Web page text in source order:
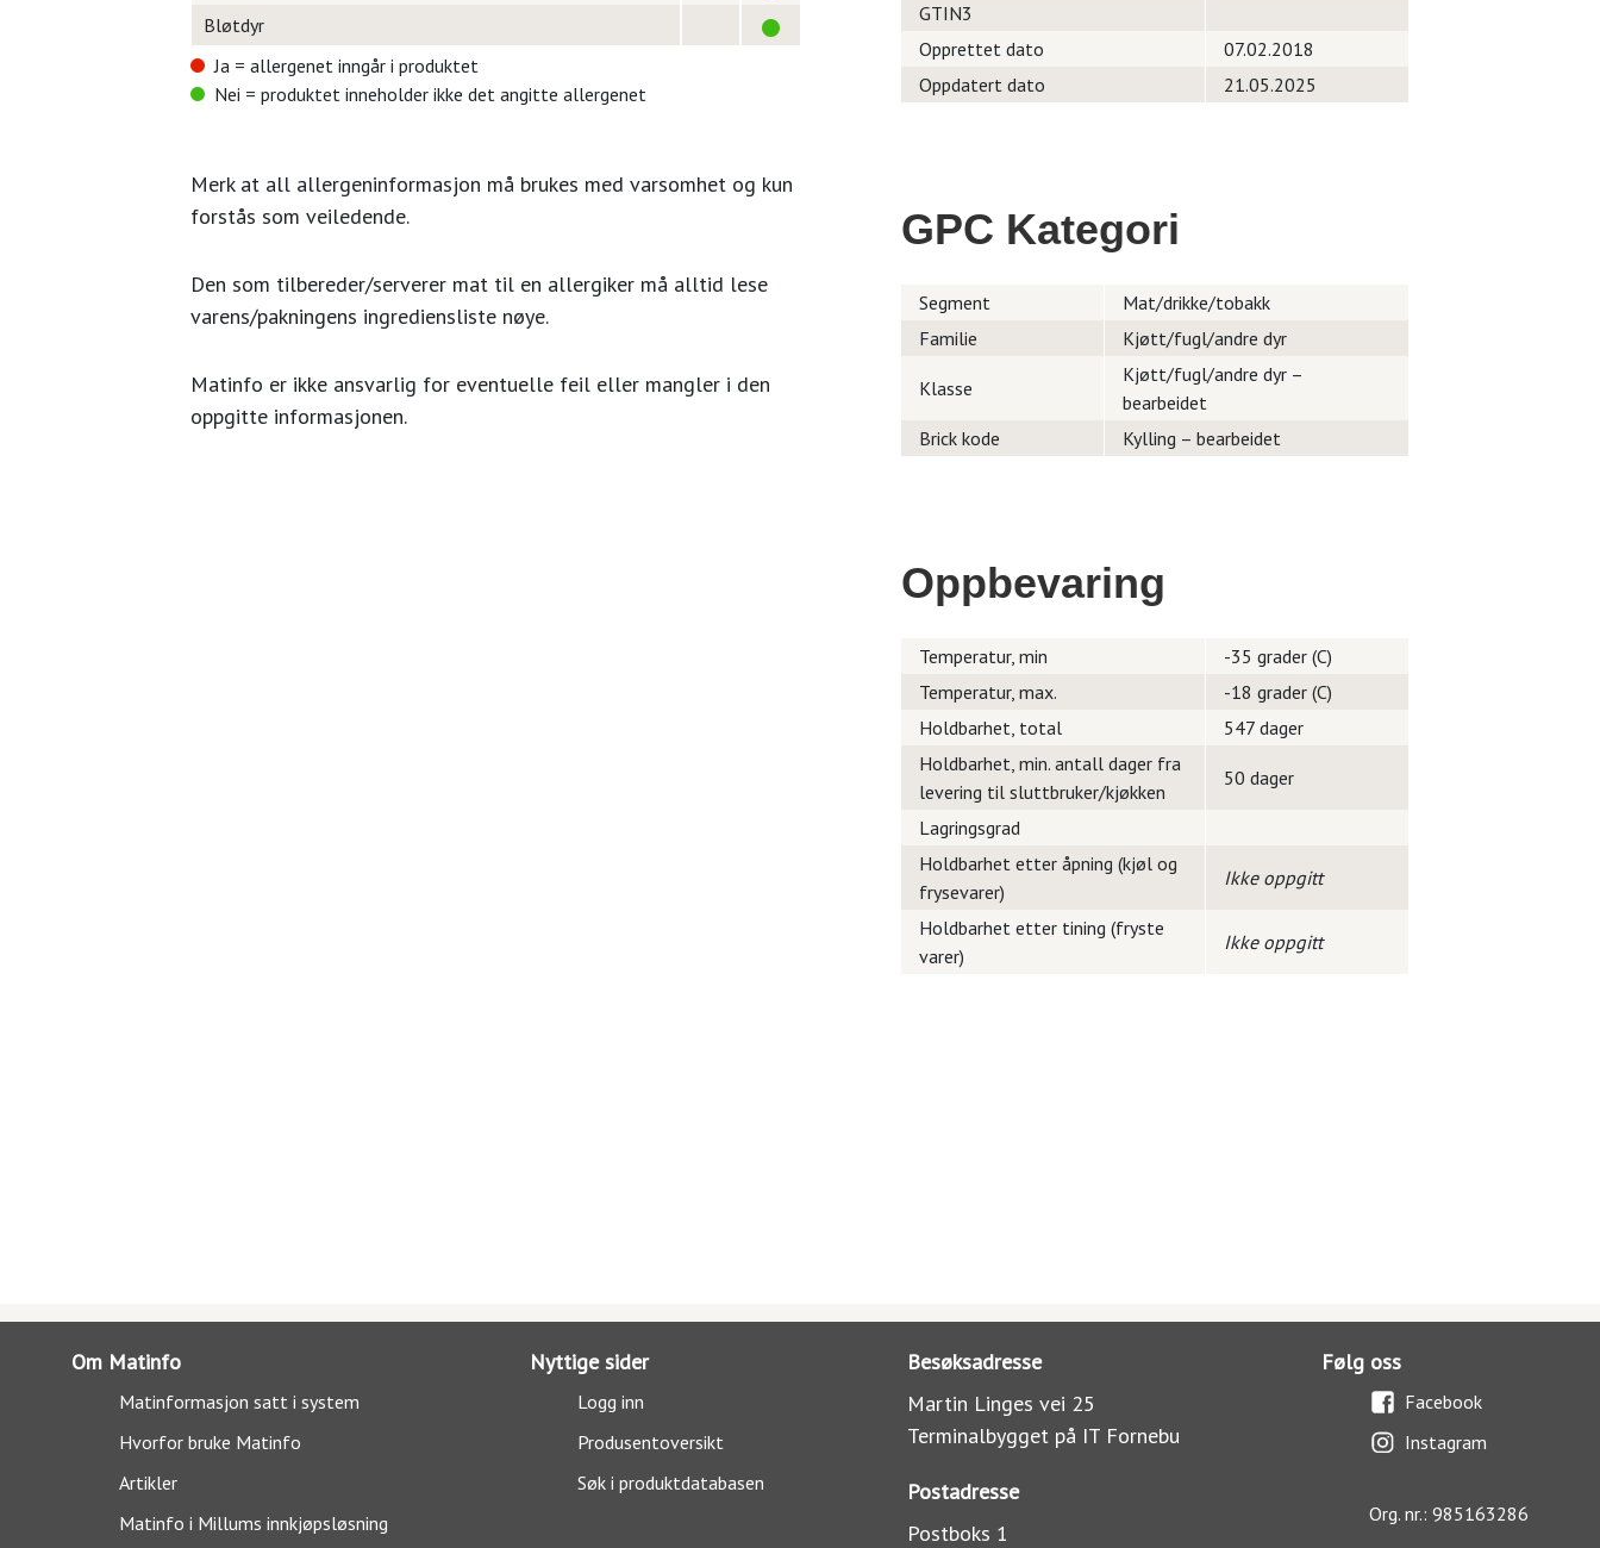
Bløtdyr
Ja = allergenet inngår i produktet
Nei = produktet inneholder ikke det angitte allergenet
Merk at all allergeninformasjon må brukes med varsomhet og kun
forstås som veiledende.
Den som tilbereder/serverer mat til en allergiker må alltid lese
varens/pakningens ingrediensliste nøye.
Matinfo er ikke ansvarlig for eventuelle feil eller mangler i den
oppgitte informasjonen.
GTIN3
Opprettet dato
07.02.2018
Oppdatert dato
21.05.2025
GPC Kategori
Segment
Mat/drikke/tobakk
Familie
Kjøtt/fugl/andre dyr
Klasse
Kjøtt/fugl/andre dyr –
bearbeidet
Brick kode
Kylling – bearbeidet
Oppbevaring
Temperatur, min
-35 grader (C)
Temperatur, max.
-18 grader (C)
Holdbarhet, total
547 dager
Holdbarhet, min. antall dager fra
levering til sluttbruker/kjøkken
50 dager
Lagringsgrad
Holdbarhet etter åpning (kjøl og
frysevarer)
Ikke oppgitt
Holdbarhet etter tining (fryste
varer)
Ikke oppgitt
Om Matinfo
Matinformasjon satt i system
Hvorfor bruke Matinfo
Artikler
Matinfo i Millums innkjøpsløsning
Nyttige sider
Logg inn
Produsentoversikt
Søk i produktdatabasen
Besøksadresse
Martin Linges vei 25
Terminalbygget på IT Fornebu
Postadresse
Postboks 1
Følg oss
Facebook
Instagram
Org. nr.: 985163286